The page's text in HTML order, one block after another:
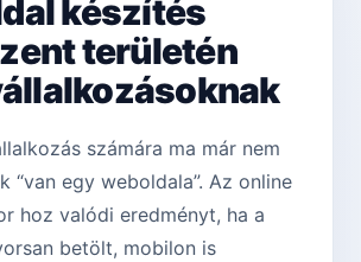
készítés
területén
számára ma már nem
“van egy weboldala”. Az online
hoz valódi eredményt, ha a
betölt, mobilon is